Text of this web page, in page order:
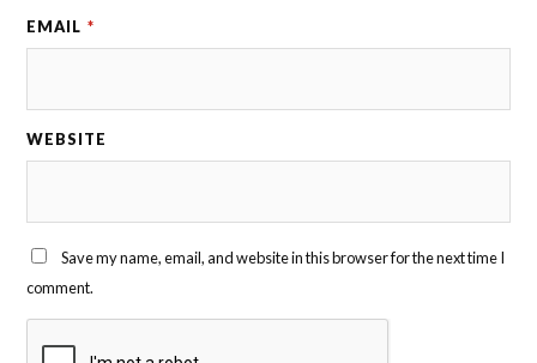
EMAIL *
WEBSITE
Save my name, email, and website in this browser for the next time I
comment.